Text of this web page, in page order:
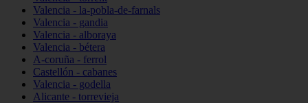
Valencia - la-pobla-de-farnals
Valencia - gandia
Valencia - alboraya
Valencia - bétera
A-coruña - ferrol
Castellón - cabanes
Valencia - godella
Alicante - torrevieja